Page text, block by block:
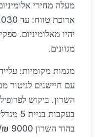
יהיו מאלומיניום.
מגוונים.
מגמות מקומיות:
עם חיישנים לניטור